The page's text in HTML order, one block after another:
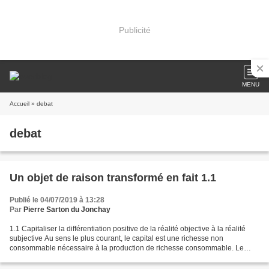
Publicité
MENU
Accueil » debat
debat
Un objet de raison transformé en fait 1.1
Publié le 04/07/2019 à 13:28
Par Pierre Sarton du Jonchay
1.1 Capitaliser la différentiation positive de la réalité objective à la réalité
subjective Au sens le plus courant, le capital est une richesse non
consommable nécessaire à la production de richesse consommable. Le